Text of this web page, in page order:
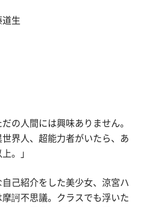
道生
の人間には興味ありません。
界人、超能力者がいたら、あ
。」
己紹介をした美少女、涼宮ハ
訶不思議。クラスでも浮いた